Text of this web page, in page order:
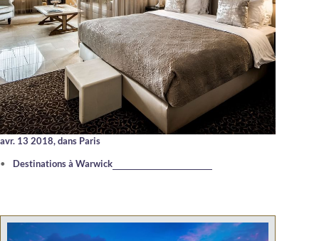
avr. 13 2018,dans Paris
Destinations à Warwick